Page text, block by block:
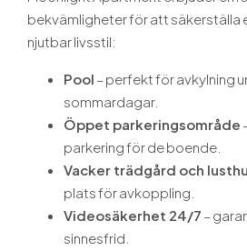
bekvämligheter för att säkerställa
njutbar livsstil:
Pool – perfekt för avkylning
sommardagar.
Öppet parkeringsområde
parkering för de boende.
Vacker trädgård och
plats för avkoppling.
Videosäkerhet 24/7 –
sinnesfrid.